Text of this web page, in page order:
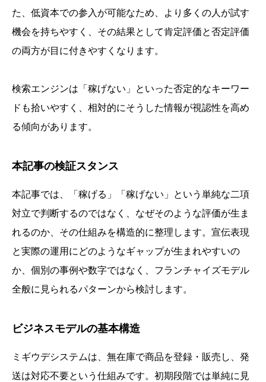
た、低資本での参入が可能なため、より多くの人が試す
機会を持ちやすく、その結果として肯定評価と否定評価
の両方が目に付きやすくなります。
検索エンジンは「稼げない」といった否定的なキーワー
ドも拾いやすく、相対的にそうした情報が視認性を高め
る傾向があります。
本記事の検証スタンス
本記事では、「稼げる」「稼げない」という単純な二項
対立で判断するのではなく、なぜそのような評価が生ま
れるのか、その仕組みを構造的に整理します。宣伝表現
と実際の運用にどのようなギャップが生まれやすいの
か、個別の事例や数字ではなく、フランチャイズモデル
全般に見られるパターンから検討します。
ビジネスモデルの基本構造
ミギウデシステムは、無在庫で商品を登録・販売し、発
送は対応不要という仕組みです。初期段階では単純に見